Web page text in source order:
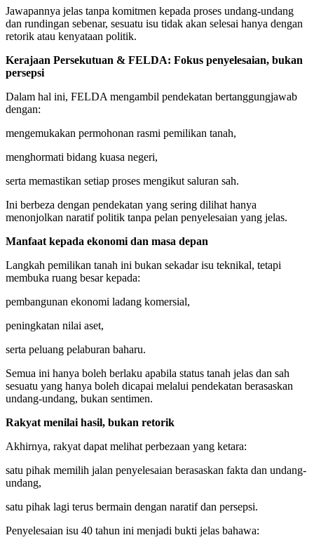
Jawapannya jelas tanpa komitmen kepada proses undang-undang
dan rundingan sebenar, sesuatu isu tidak akan selesai hanya dengan
retorik atau kenyataan politik.
Kerajaan Persekutuan & FELDA: Fokus penyelesaian, bukan
persepsi
Dalam hal ini, FELDA mengambil pendekatan bertanggungjawab
dengan:
mengemukakan permohonan rasmi pemilikan tanah,
menghormati bidang kuasa negeri,
serta memastikan setiap proses mengikut saluran sah.
Ini berbeza dengan pendekatan yang sering dilihat hanya
menonjolkan naratif politik tanpa pelan penyelesaian yang jelas.
Manfaat kepada ekonomi dan masa depan
Langkah pemilikan tanah ini bukan sekadar isu teknikal, tetapi
membuka ruang besar kepada:
pembangunan ekonomi ladang komersial,
peningkatan nilai aset,
serta peluang pelaburan baharu.
Semua ini hanya boleh berlaku apabila status tanah jelas dan sah
sesuatu yang hanya boleh dicapai melalui pendekatan berasaskan
undang-undang, bukan sentimen.
Rakyat menilai hasil, bukan retorik
Akhirnya, rakyat dapat melihat perbezaan yang ketara:
satu pihak memilih jalan penyelesaian berasaskan fakta dan undang-
undang,
satu pihak lagi terus bermain dengan naratif dan persepsi.
Penyelesaian isu 40 tahun ini menjadi bukti jelas bahawa: